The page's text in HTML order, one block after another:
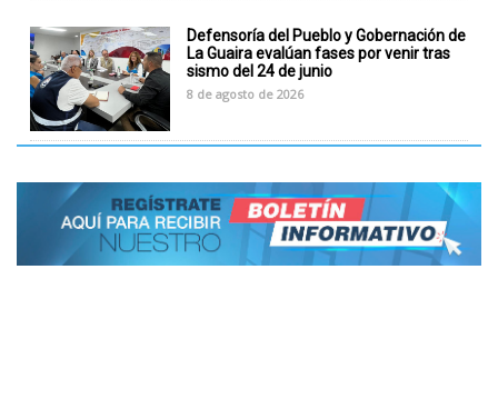
Defensoría del Pueblo y Gobernación de
La Guaira evalúan fases por venir tras
sismo del 24 de junio
8 de agosto de 2026